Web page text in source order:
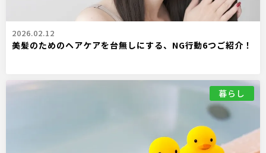
2026.02.12
美髪のためのヘアケアを台無しにする、NG行動6つご紹介！
暮らし